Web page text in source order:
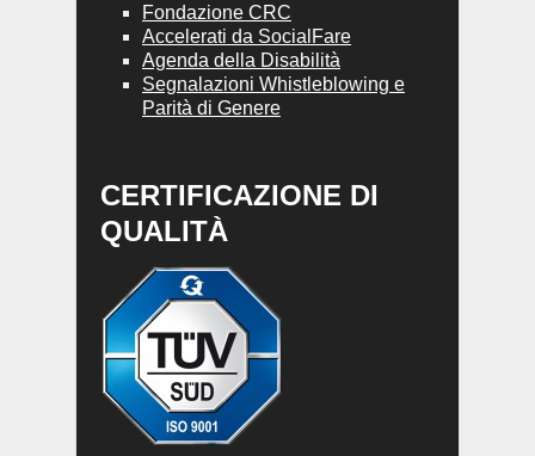
Fondazione CRC
Accelerati da SocialFare
Agenda della Disabilità
Segnalazioni Whistleblowing e
Parità di Genere
CERTIFICAZIONE DI
QUALITÀ